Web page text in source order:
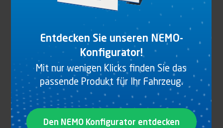
TÜRBAND MIT KLEMMPROFILEN ELOXIERT,
MIT KUNSTOFF-EINLAGE AUS PU-ELASTOMER,
SCHWARZ
Produkt anzeigen
NEW
Entdecken Sie unseren NEMO-
Konfigurator!
Mit nur wenigen Klicks finden Sie das
passende Produkt für Ihr Fahrzeug.
Den NEMO Konfigurator entdecken